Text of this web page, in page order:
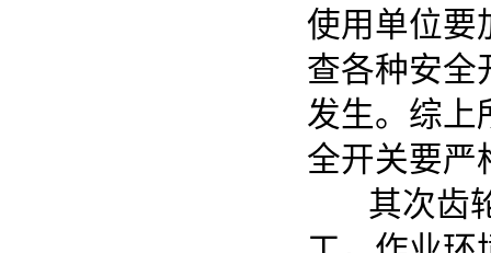
使用单位要
查各种安全
发生。综上
全开关要严
其次齿轮